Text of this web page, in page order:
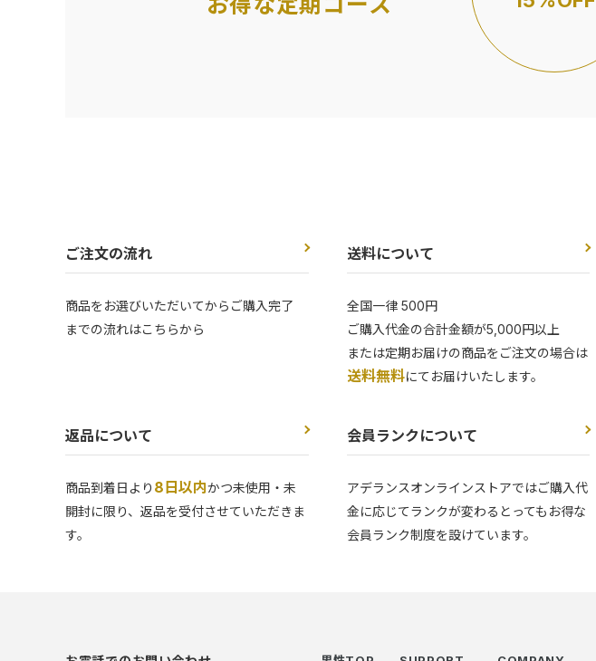
ご注文の流れ
商品をお選びいただいてからご購入完了
までの流れはこちらから
送料について
全国一律 500円
ご購入代金の合計金額が5,000円以上
または定期お届けの商品をご注文の場合は
送料無料にてお届けいたします。
返品について
商品到着日より 8日以内かつ未使用・未
開封に限り、返品を受付させていただきま
す。
会員ランクについて
アデランスオンラインストアではご購入代
金に応じてランクが変わるとってもお得な
会員ランク制度を設けています。